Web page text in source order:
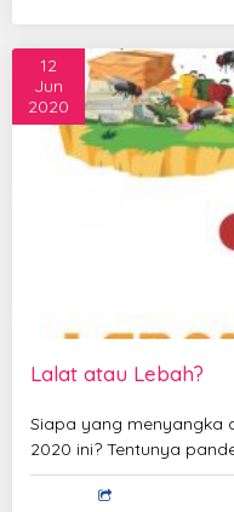
Lalat atau Lebah?
12
Jun
2020
Siapa yang menyangka
2020 ini? Tentunya